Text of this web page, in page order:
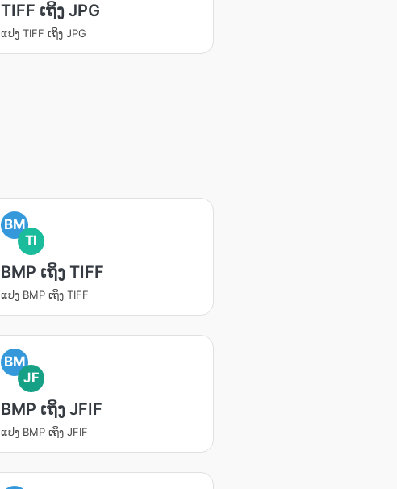
TIFF ເຖິງ JPG
ແປງ TIFF ເຖິງ JPG
BM
TI
BMP ເຖິງ TIFF
ແປງ BMP ເຖິງ TIFF
BM
JF
BMP ເຖິງ JFIF
ແປງ BMP ເຖິງ JFIF